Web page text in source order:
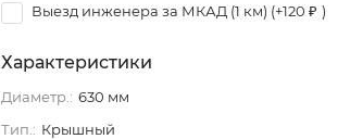
Выезд инженера за МКАД (1 км) (+120 ₽ )
Характеристики
Диаметр.: 630 мм
Тип.: Крышный